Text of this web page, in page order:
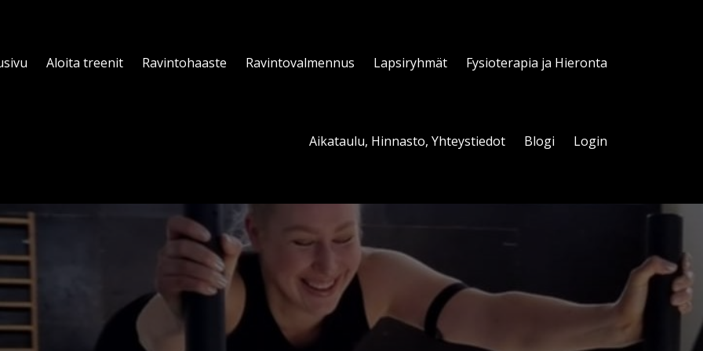
Aloita treenit Ravintohaaste Ravintovalmennus Lapsiryhmät Fysioterapia ja Hieronta
Aikataulu, Hinnasto, Yhteystiedot Blogi Login